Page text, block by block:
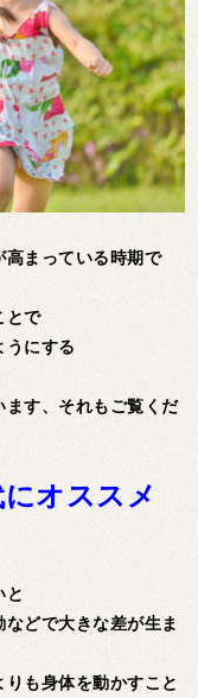
まっている時期で
とで
うにする
す、それもご覧くだ
オススメ
と
どで大きな差が生ま
も身体を動かすこと